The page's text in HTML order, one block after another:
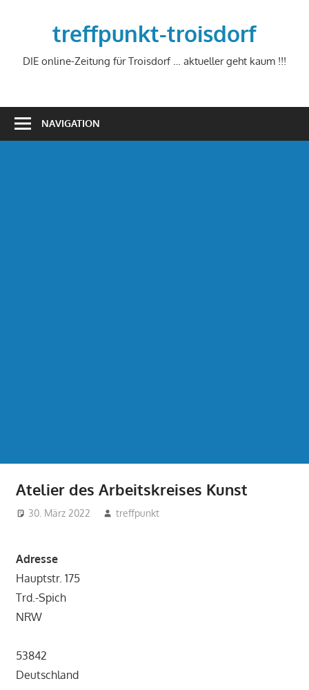
treffpunkt-troisdorf
DIE online-Zeitung für Troisdorf … aktueller geht kaum !!!
NAVIGATION
Atelier des Arbeitskreises Kunst
30. März 2022 treffpunkt
Adresse
Hauptstr. 175
Trd.-Spich
NRW
53842
Deutschland